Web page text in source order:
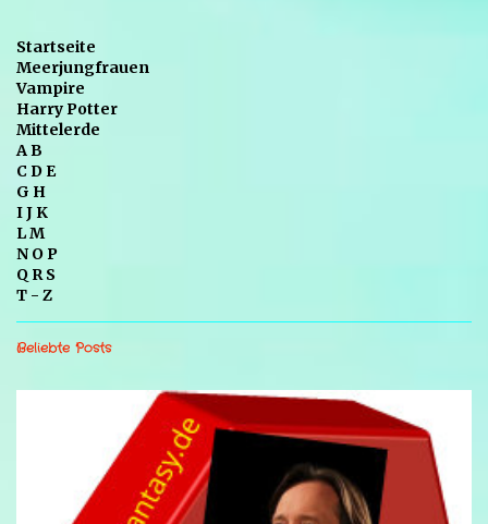
Startseite
Meerjungfrauen
Vampire
Harry Potter
Mittelerde
A B
C D E
G H
I J K
L M
N O P
Q R S
T - Z
Beliebte Posts